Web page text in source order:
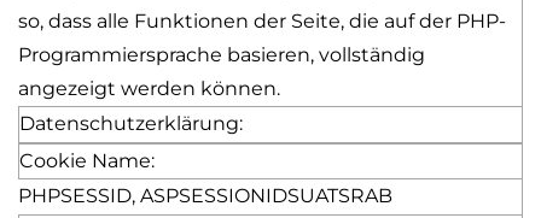
so, dass alle Funktionen der Seite, die auf der PHP-
Programmiersprache basieren, vollständig
angezeigt werden können.
Datenschutzerklärung:
Cookie Name:
PHPSESSID, ASPSESSIONIDSUATSRAB